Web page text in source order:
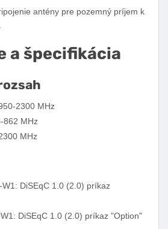
antény pre pozemný príjem k
a špecifikácia
2300 MHz
862 MHz
MHz
W1: DiSEqC 1.0 (2.0) príkaz
DiSEqC 1.0 (2.0) príkaz "Option"